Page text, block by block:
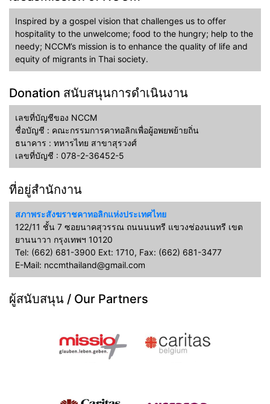
Inspired by a gospel vision that challenges us to offer
hospitality to the unwelcome; food to the hungry; help to the
needy; NCCM’s mission is to enhance the quality of life and
equity of migrants in Thai society.
Donation สนับสนุนการดำเนินงาน
เลขที่บัญชีของ NCCM
ชื่อบัญชี : คณะกรรมการคาทอลิกเพื่อผู้อพยพย้ายถิ่น
ธนาคาร : ทหารไทย สาขาสุรวงศ์
เลขที่บัญชี : 078-2-36452-5
ที่อยู่สำนักงาน
สภาพระสังฆราชคาทอลิกแห่งประเทศไทย
122/11 ชั้น 7 ซอยนาคสุวรรณ ถนนนนทรี แขวงช่องนนทรี เขต
ยานนาวา กรุงเทพฯ 10120
Tel: (662) 681-3900 Ext: 1710, Fax: (662) 681-3477
E-Mail: nccmthailand@gmail.com
ผู้สนับสนุน / Our Partners